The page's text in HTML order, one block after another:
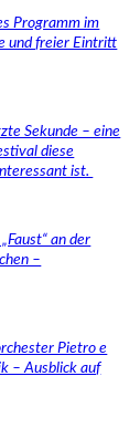
Programm im
und freier Eintritt
Sekunde – eine
diese
ist.
an der
–
Pietro e
– Ausblick auf